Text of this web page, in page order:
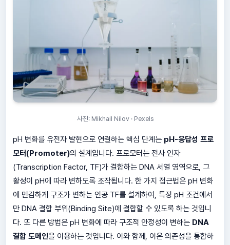
사진: Mikhail Nilov · Pexels
pH 변화를 유전자 발현으로 연결하는 핵심 단계는 pH-응답성 프로
모터(Promoter)의 설계입니다. 프로모터는 전사 인자
(Transcription Factor, TF)가 결합하는 DNA 서열 영역으로, 그
활성이 pH에 따라 변하도록 조작됩니다. 한 가지 접근법은 pH 변화
에 민감하게 구조가 변하는 인공 TF를 설계하여, 특정 pH 조건에서
만 DNA 결합 부위(Binding Site)에 결합할 수 있도록 하는 것입니
다. 또 다른 방법은 pH 변화에 따라 구조적 안정성이 변하는 DNA
결합 도메인을 이용하는 것입니다. 이와 함께, 이온 의존성을 통합하